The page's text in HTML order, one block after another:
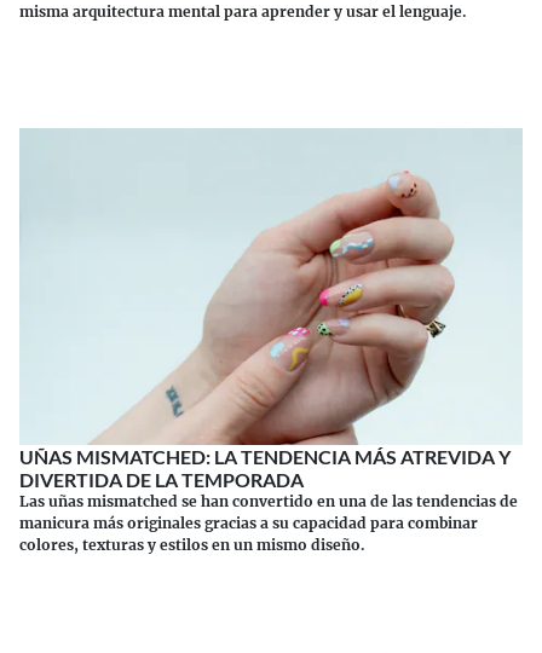
misma arquitectura mental para aprender y usar el lenguaje.
UÑAS MISMATCHED: LA TENDENCIA MÁS ATREVIDA Y
DIVERTIDA DE LA TEMPORADA
Las uñas mismatched se han convertido en una de las tendencias de
manicura más originales gracias a su capacidad para combinar
colores, texturas y estilos en un mismo diseño.